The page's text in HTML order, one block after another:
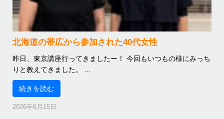
北海道の帯広から参加された40代女性
昨日、東京講座行ってきましたー！ 今回もいつもの様にみっち
りと教えてきました。 ...
続きを読む
2026年6月15日